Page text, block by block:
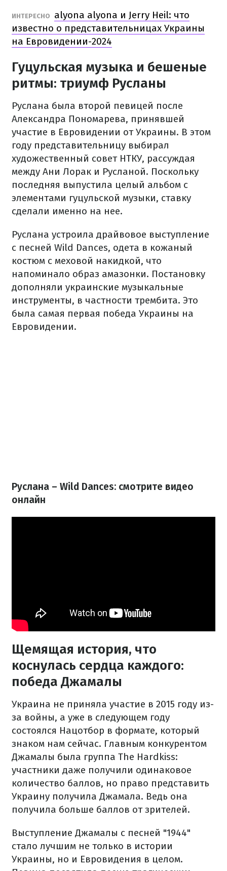
ИНТЕРЕСНО
alyona alyona и Jerry Heil: что
известно о представительницах Украины
на Евровидении-2024
Гуцульская музыка и бешеные
ритмы: триумф Русланы
Руслана была второй певицей после
Александра Пономарева, принявшей
участие в Евровидении от Украины. В этом
году представительницу выбирал
художественный совет НТКУ, рассуждая
между Ани Лорак и Русланой. Поскольку
последняя выпустила целый альбом с
элементами гуцульской музыки, ставку
сделали именно на нее.
Руслана устроила драйвовое выступление
с песней Wild Dances, одета в кожаный
костюм с меховой накидкой, что
напоминало образ амазонки. Постановку
дополняли украинские музыкальные
инструменты, в частности трембита. Это
была самая первая победа Украины на
Евровидении.
Руслана – Wild Dances: смотрите видео
онлайн
Щемящая история, что
коснулась сердца каждого:
победа Джамалы
Украина не приняла участие в 2015 году из-
за войны, а уже в следующем году
состоялся Нацотбор в формате, который
знаком нам сейчас. Главным конкурентом
Джамалы была группа The Hardkiss:
участники даже получили одинаковое
количество баллов, но право представить
Украину получила Джамала. Ведь она
получила больше баллов от зрителей.
Выступление Джамалы с песней "1944"
стало лучшим не только в истории
Украины, но и Евровидения в целом.